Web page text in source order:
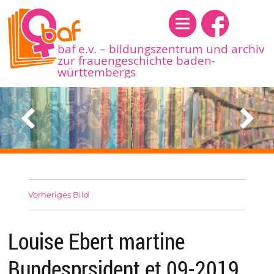
baf e.v. – bildungszentrum und archiv
zur frauengeschichte baden-
württembergs
Menü
Vorheriges Bild
Louise Ebert martine